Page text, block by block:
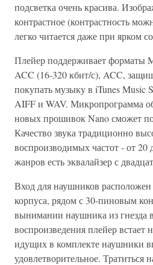
подсветка очень красива.
контрастное (контрастность
легко читается даже при ярком
Плейер поддерживает форматы
ACC (16-320 кбит/с), ACC,
покупать музыку в iTunes Music
AIFF и WAV. Микропрограмма
новых прошивок Nano сможет
Качество звука традиционно
воспроизводимых частот - от
жанров есть эквалайзер с
Вход для наушников
корпуса, рядом с 30-пиновым
вынимании наушника из гнезда
воспроизведения плейер встает
идущих в комплекте наушники
удовлетворительное. Тратиться